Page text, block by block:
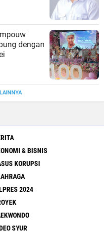
dengan
& BISNIS
KORUPSI
2024
SYUR